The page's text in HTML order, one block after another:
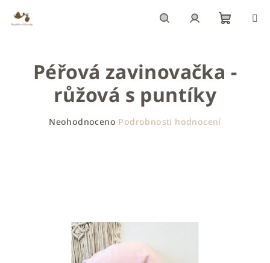
obsah
košík
Péřová zavinovačka -
růžová s puntíky
Neohodnoceno Podrobnosti hodnocení